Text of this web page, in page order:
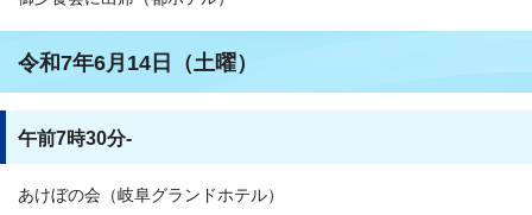
令和7年6月14日（土曜）
午前7時30分-
あけぼの会（岐阜グランドホテル）